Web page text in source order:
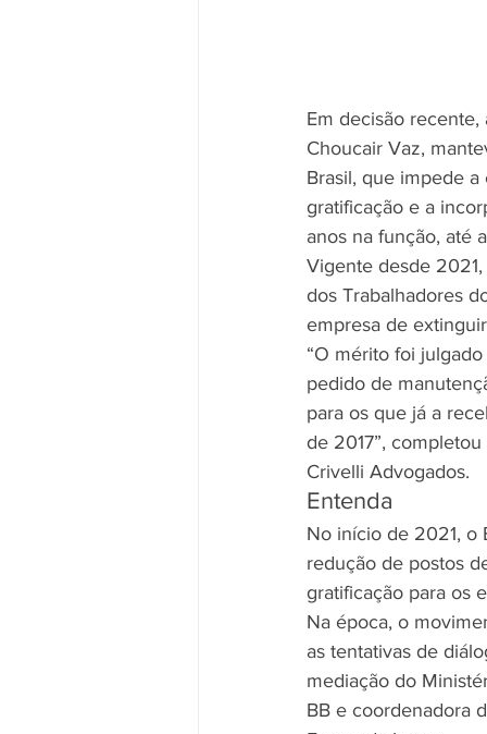
Em decisão
Choucair Vaz,
Brasil, que impede
gratificação e a
anos na função, até
Vigente desde
dos Trabalhadores
empresa de
“O mérito foi
pedido de
para os que já a
de 2017”,
Crivelli Advogados.
Entenda
No início de 2021, o
redução de postos
gratificação para os
Na época, o
as tentativas de
mediação do
BB e coordenadora